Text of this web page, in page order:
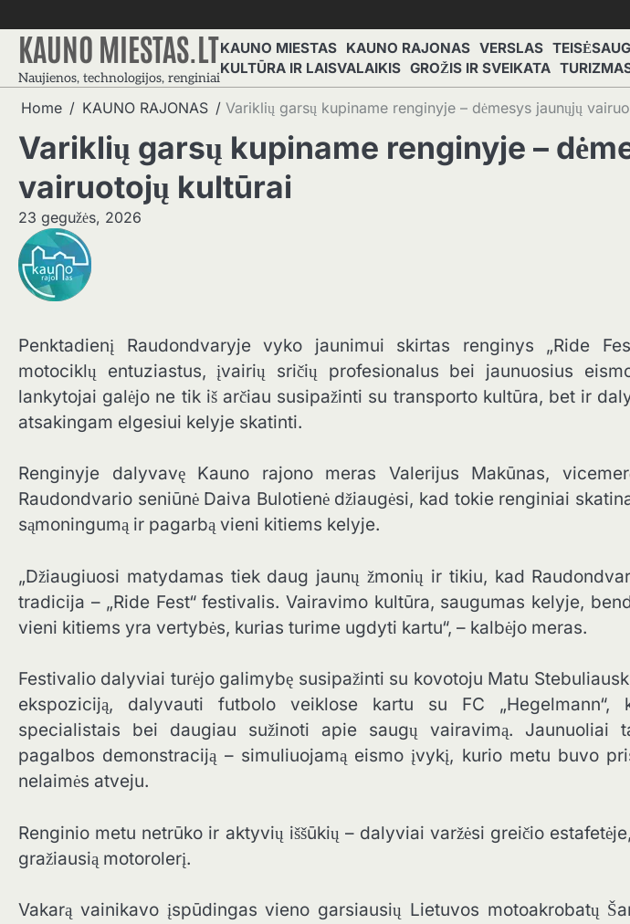
to
content
KAUNO MIESTAS.LT
Naujienos, technologijos, renginiai
KAUNO MIESTAS KAUNO RAJONAS VERSLAS
KULTŪRA IR LAISVALAIKIS GROŽIS IR SVEIKATA
Home KAUNO RAJONAS Variklių garsų kupiname renginyje – dėmesys jaunųjų
Variklių garsų kupiname renginyje –
vairuotojų kultūrai
23 gegužės, 2026
Penktadienį Raudondvaryje vyko jaunimui skirtas renginys „Ride
motociklų entuziastus, įvairių sričių profesionalus bei jaunuosius
lankytojai galėjo ne tik iš arčiau susipažinti su transporto kultūra, bet ir
atsakingam elgesiui kelyje skatinti.
Renginyje dalyvavę Kauno rajono meras Valerijus Makūnas,
Raudondvario seniūnė Daiva Bulotienė džiaugėsi, kad tokie renginiai
sąmoningumą ir pagarbą vieni kitiems kelyje.
„Džiaugiuosi matydamas tiek daug jaunų žmonių ir tikiu, kad
tradicija – „Ride Fest“ festivalis. Vairavimo kultūra, saugumas kelyje,
vieni kitiems yra vertybės, kurias turime ugdyti kartu“, – kalbėjo meras.
Festivalio dalyviai turėjo galimybę susipažinti su kovotoju Matu
ekspoziciją, dalyvauti futbolo veiklose kartu su FC „Hegelmann“,
specialistais bei daugiau sužinoti apie saugų vairavimą. Jaunuoliai
pagalbos demonstraciją – simuliuojamą eismo įvykį, kurio metu buvo
nelaimės atveju.
Renginio metu netrūko ir aktyvių iššūkių – dalyviai varžėsi greičio
gražiausią motorolerį.
Vakarą vainikavo įspūdingas vieno garsiausių Lietuvos motoakrobatų